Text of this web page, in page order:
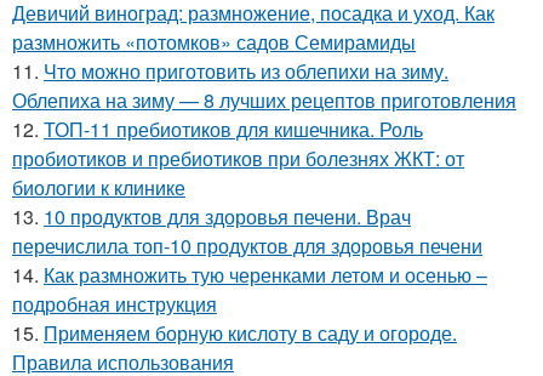
Девичий виноград: размножение, посадка и уход. Как
размножить «потомков» садов Семирамиды
11. Что можно приготовить из облепихи на зиму.
Облепиха на зиму — 8 лучших рецептов приготовления
12. ТОП-11 пребиотиков для кишечника. Роль
пробиотиков и пребиотиков при болезнях ЖКТ: от
биологии к клинике
13. 10 продуктов для здоровья печени. Врач
перечислила топ-10 продуктов для здоровья печени
14. Как размножить тую черенками летом и осенью –
подробная инструкция
15. Применяем борную кислоту в саду и огороде.
Правила использования